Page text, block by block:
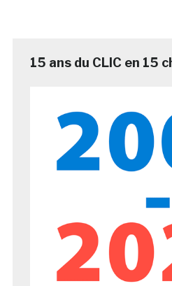
15 ans du CLIC en 15